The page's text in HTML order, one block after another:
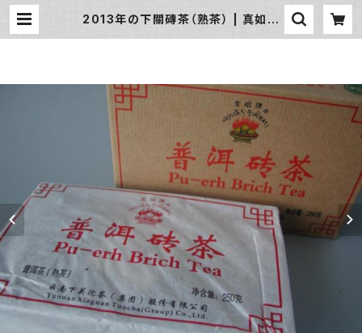
2013年の下關磚茶（熟茶） | 真如禅